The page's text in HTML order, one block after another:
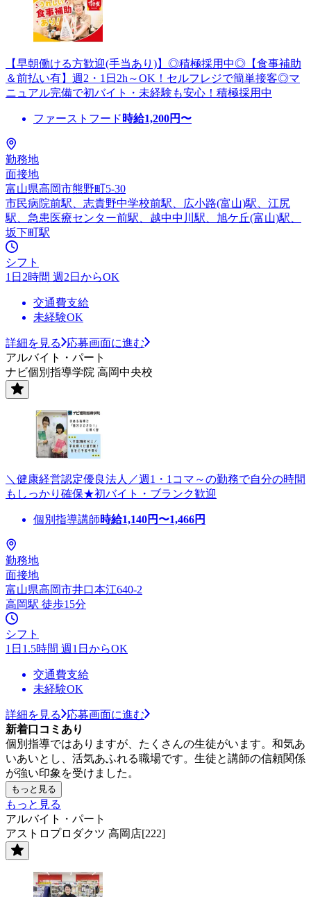
【早朝働ける方歓迎(手当あり)】◎積極採用中◎【食事補助
＆前払い有】週2・1日2h～OK！セルフレジで簡単接客◎マ
ニュアル完備で初バイト・未経験も安心！積極採用中
ファーストフード 時給1,200円〜
勤務地
面接地
富山県高岡市熊野町5-30
市民病院前駅、志貴野中学校前駅、広小路(富山)駅、江尻
駅、急患医療センター前駅、越中中川駅、旭ケ丘(富山)駅、
坂下町駅
シフト
1日2時間 週2日からOK
交通費支給
未経験OK
詳細を見る
応募画面に進む
アルバイト・パート
ナビ個別指導学院 高岡中央校
＼健康経営認定優良法人／週1・1コマ～の勤務で自分の時間
もしっかり確保★初バイト・ブランク歓迎
個別指導講師時給1,140円〜1,466円
勤務地
面接地
富山県高岡市井口本江640-2
高岡駅 徒歩15分
シフト
1日1.5時間 週1日からOK
交通費支給
未経験OK
詳細を見る
応募画面に進む
新着口コミあり
個別指導ではありますが、たくさんの生徒がいます。和気あ
いあいとし、活気あふれる職場です。生徒と講師の信頼関係
が強い印象を受けました。
もっと見る
もっと見る
アルバイト・パート
アストロプロダクツ 高岡店[222]